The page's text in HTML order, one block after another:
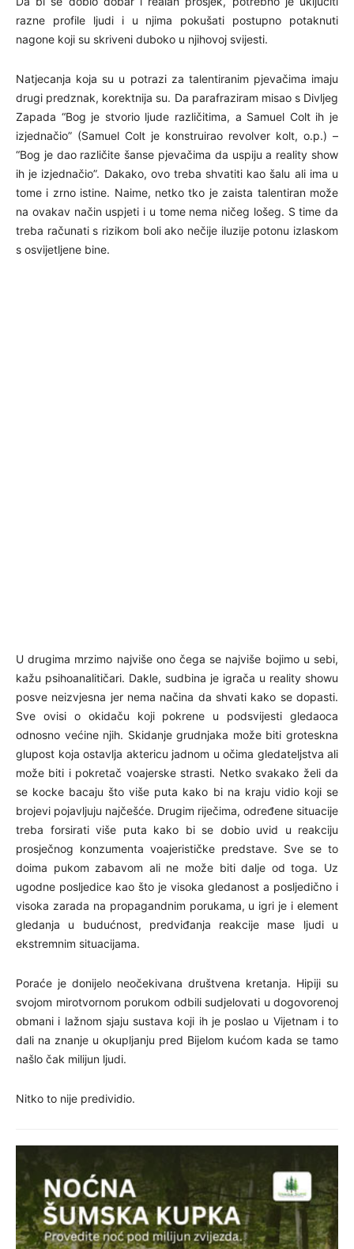
razne profile ljudi i u njima pokušati postupno potaknuti
nagone koji su skriveni duboko u njihovoj svijesti.
Natjecanja koja su u potrazi za talentiranim pjevačima imaju
drugi predznak, korektnija su. Da parafraziram misao s Divljeg
Zapada “Bog je stvorio ljude različitima, a Samuel Colt ih je
izjednačio” (Samuel Colt je konstruirao revolver kolt, o.p.) –
“Bog je dao različite šanse pjevačima da uspiju a reality show
ih je izjednačio”. Dakako, ovo treba shvatiti kao šalu ali ima u
tome i zrno istine. Naime, netko tko je zaista talentiran može
na ovakav način uspjeti i u tome nema ničeg lošeg. S time da
treba računati s rizikom boli ako nečije iluzije potonu izlaskom
s osvijetljene bine.
U drugima mrzimo najviše ono čega se najviše bojimo u sebi,
kažu psihoanalitičari. Dakle, sudbina je igrača u reality showu
posve neizvjesna jer nema načina da shvati kako se dopasti.
Sve ovisi o okidaču koji pokrene u podsvijesti gledaoca
odnosno većine njih. Skidanje grudnjaka može biti groteskna
glupost koja ostavlja aktericu jadnom u očima gledateljstva ali
može biti i pokretač voajerske strasti. Netko svakako želi da
se kocke bacaju što više puta kako bi na kraju vidio koji se
brojevi pojavljuju najčešće. Drugim riječima, određene situacije
treba forsirati više puta kako bi se dobio uvid u reakciju
prosječnog konzumenta voajerističke predstave. Sve se to
doima pukom zabavom ali ne može biti dalje od toga. Uz
ugodne posljedice kao što je visoka gledanost a posljedično i
visoka zarada na propagandnim porukama, u igri je i element
gledanja u budućnost, predviđanja reakcije mase ljudi u
ekstremnim situacijama.
Poraće je donijelo neočekivana društvena kretanja. Hipiji su
svojom mirotvornom porukom odbili sudjelovati u dogovorenoj
obmani i lažnom sjaju sustava koji ih je poslao u Vijetnam i to
dali na znanje u okupljanju pred Bijelom kućom kada se tamo
našlo čak milijun ljudi.
Nitko to nije predividio.